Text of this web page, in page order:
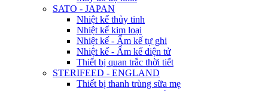
SATO - JAPAN
Nhiệt kế thủy tinh
Nhiệt kế kim loại
Nhiệt kế - Ẩm kế tự ghi
Nhiệt kế - Ẩm kế điện tử
Thiết bị quan trắc thời tiết
STERIFEED - ENGLAND
Thiết bị thanh trùng sữa mẹ